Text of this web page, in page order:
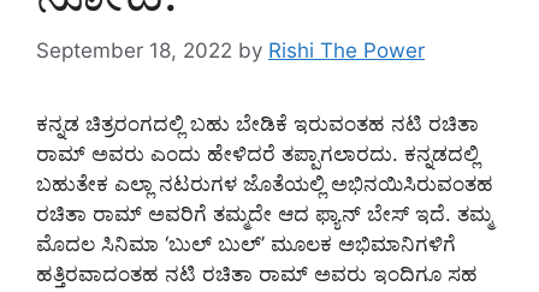
September 18, 2022 by Rishi The Power
ಕನ್ನಡ ಚಿತ್ರರಂಗದಲ್ಲಿ ಬಹು ಬೇಡಿಕೆ ಇರುವಂತಹ ನಟಿ ರಚಿತಾ
ರಾಮ್ ಅವರು ಎಂದು ಹೇಳಿದರೆ ತಪ್ಪಾಗಲಾರದು. ಕನ್ನಡದಲ್ಲಿ
ಬಹುತೇಕ ಎಲ್ಲಾ ನಟರುಗಳ ಜೊತೆಯಲ್ಲಿ ಅಭಿನಯಿಸಿರುವಂತಹ
ರಚಿತಾ ರಾಮ್ ಅವರಿಗೆ ತಮ್ಮದೇ ಆದ ಫ್ಯಾನ್ ಬೇಸ್ ಇದೆ‌. ತಮ್ಮ
ಮೊದಲ ಸಿನಿಮಾ ‘ಬುಲ್ ಬುಲ್’ ಮೂಲಕ ಅಭಿಮಾನಿಗಳಿಗೆ
ಹತ್ತಿರವಾದಂತಹ ನಟಿ ರಚಿತಾ ರಾಮ್ ಅವರು ಇಂದಿಗೂ ಸಹ